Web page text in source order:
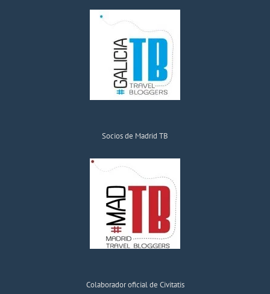
Socios de Madrid TB
Colaborador oficial de Civitatis